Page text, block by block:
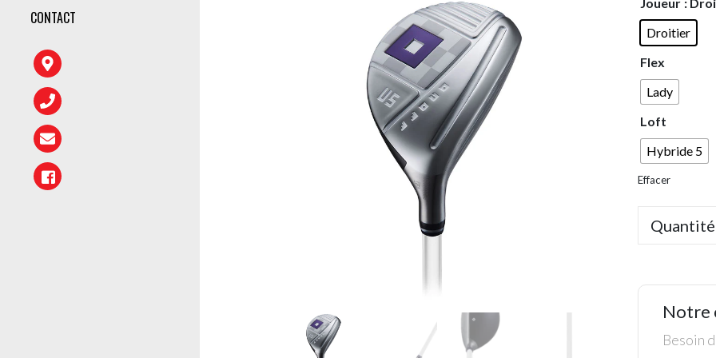
CONTACT
Droitier
Flex
Lady
Loft
Hybride 5
Effacer
Quantité
Notre
Besoin